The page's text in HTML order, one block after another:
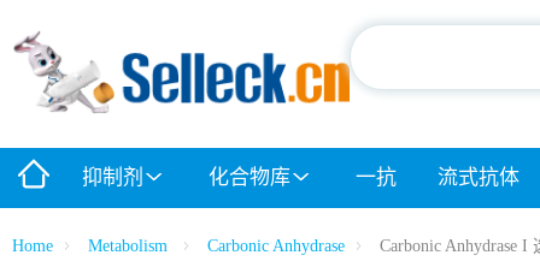
抑制剂 化合物库 一抗 流式抗体
Home Metabolism Carbonic Anhydrase Carbonic Anhydrase I